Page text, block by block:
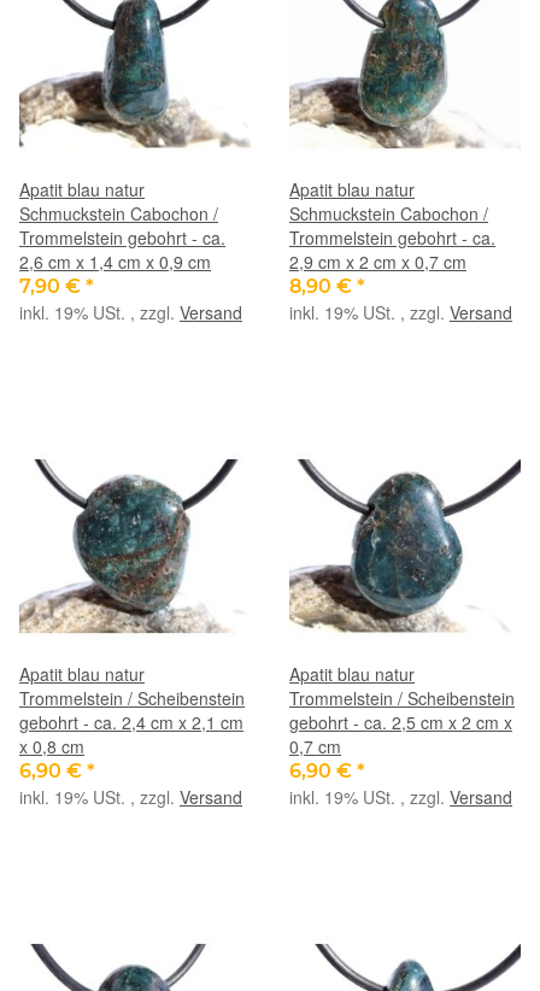
Apatit blau natur
Schmuckstein Cabochon /
Trommelstein gebohrt - ca.
2,6 cm x 1,4 cm x 0,9 cm
7,90 € *
inkl. 19% USt. , zzgl. Versand
Apatit blau natur
Schmuckstein Cabochon /
Trommelstein gebohrt - ca.
2,9 cm x 2 cm x 0,7 cm
8,90 € *
inkl. 19% USt. , zzgl. Versand
Apatit blau natur
Trommelstein / Scheibenstein
gebohrt - ca. 2,4 cm x 2,1 cm
x 0,8 cm
6,90 € *
inkl. 19% USt. , zzgl. Versand
Apatit blau natur
Trommelstein / Scheibenstein
gebohrt - ca. 2,5 cm x 2 cm x
0,7 cm
6,90 € *
inkl. 19% USt. , zzgl. Versand